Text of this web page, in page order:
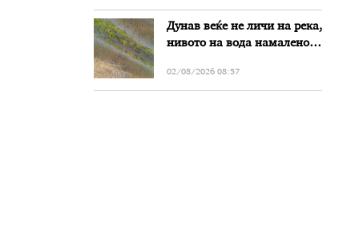
Дунав веќе не личи на река,
нивото на вода намалено
Бугарија
02/08/2026 08:57